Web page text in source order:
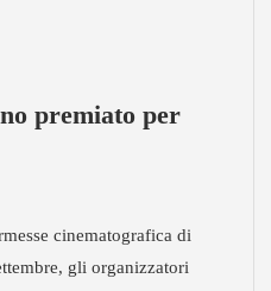
premiato per
cinematografica di
gli organizzatori